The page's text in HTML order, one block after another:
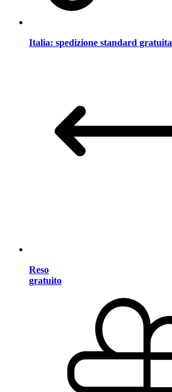
Italia: spedizione standard gratuita
Reso
gratuito